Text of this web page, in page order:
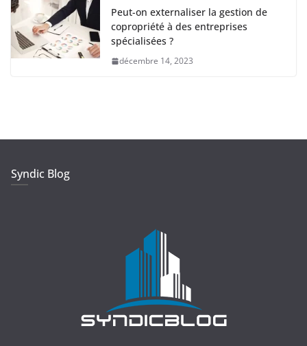
Peut-on externaliser la gestion de
copropriété à des entreprises
spécialisées ?
décembre 14, 2023
Syndic Blog